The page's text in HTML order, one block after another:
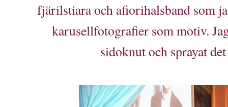
fjärilstiara och afiorihalsband som
karusellfotografier som motiv.
sidoknut och sprayat